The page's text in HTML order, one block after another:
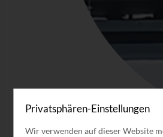
Privatsphären-Einstellungen
Wir verwenden auf dieser Website